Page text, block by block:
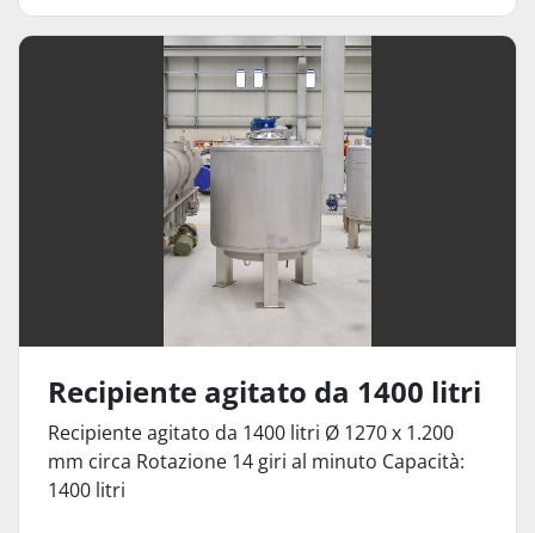
Recipiente agitato da 1400 litri
Recipiente agitato da 1400 litri Ø 1270 x 1.200
mm circa Rotazione 14 giri al minuto Capacità:
1400 litri